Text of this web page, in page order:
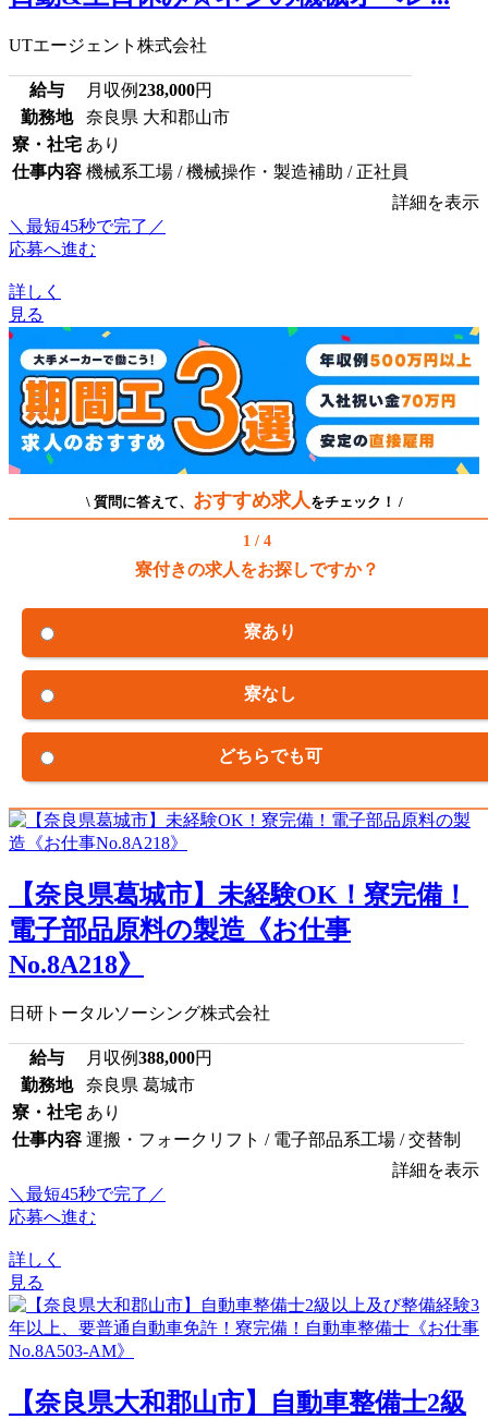
UTエージェント株式会社
給与 月収例238,000円
勤務地
奈良県 大和郡山市
寮・社宅 あり
仕事内容 機械系工場 / 機械操作・製造補助 / 正社員
詳細を表示
＼最短45秒で完了／
応募へ進む
詳しく
見る
\ 質問に答えて、 おすすめ求人 をチェック！ /
1 / 4
寮付きの求人をお探しですか？
寮あり
寮なし
どちらでも可
【奈良県葛城市】未経験OK！寮完備！
電子部品原料の製造《お仕事
No.8A218》
日研トータルソーシング株式会社
給与 月収例388,000円
勤務地
奈良県 葛城市
寮・社宅 あり
仕事内容 運搬・フォークリフト / 電子部品系工場 / 交替制
詳細を表示
＼最短45秒で完了／
応募へ進む
詳しく
見る
【奈良県大和郡山市】自動車整備士2級